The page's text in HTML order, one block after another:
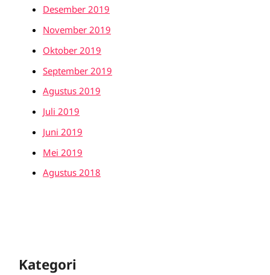
Desember 2019
November 2019
Oktober 2019
September 2019
Agustus 2019
Juli 2019
Juni 2019
Mei 2019
Agustus 2018
Kategori